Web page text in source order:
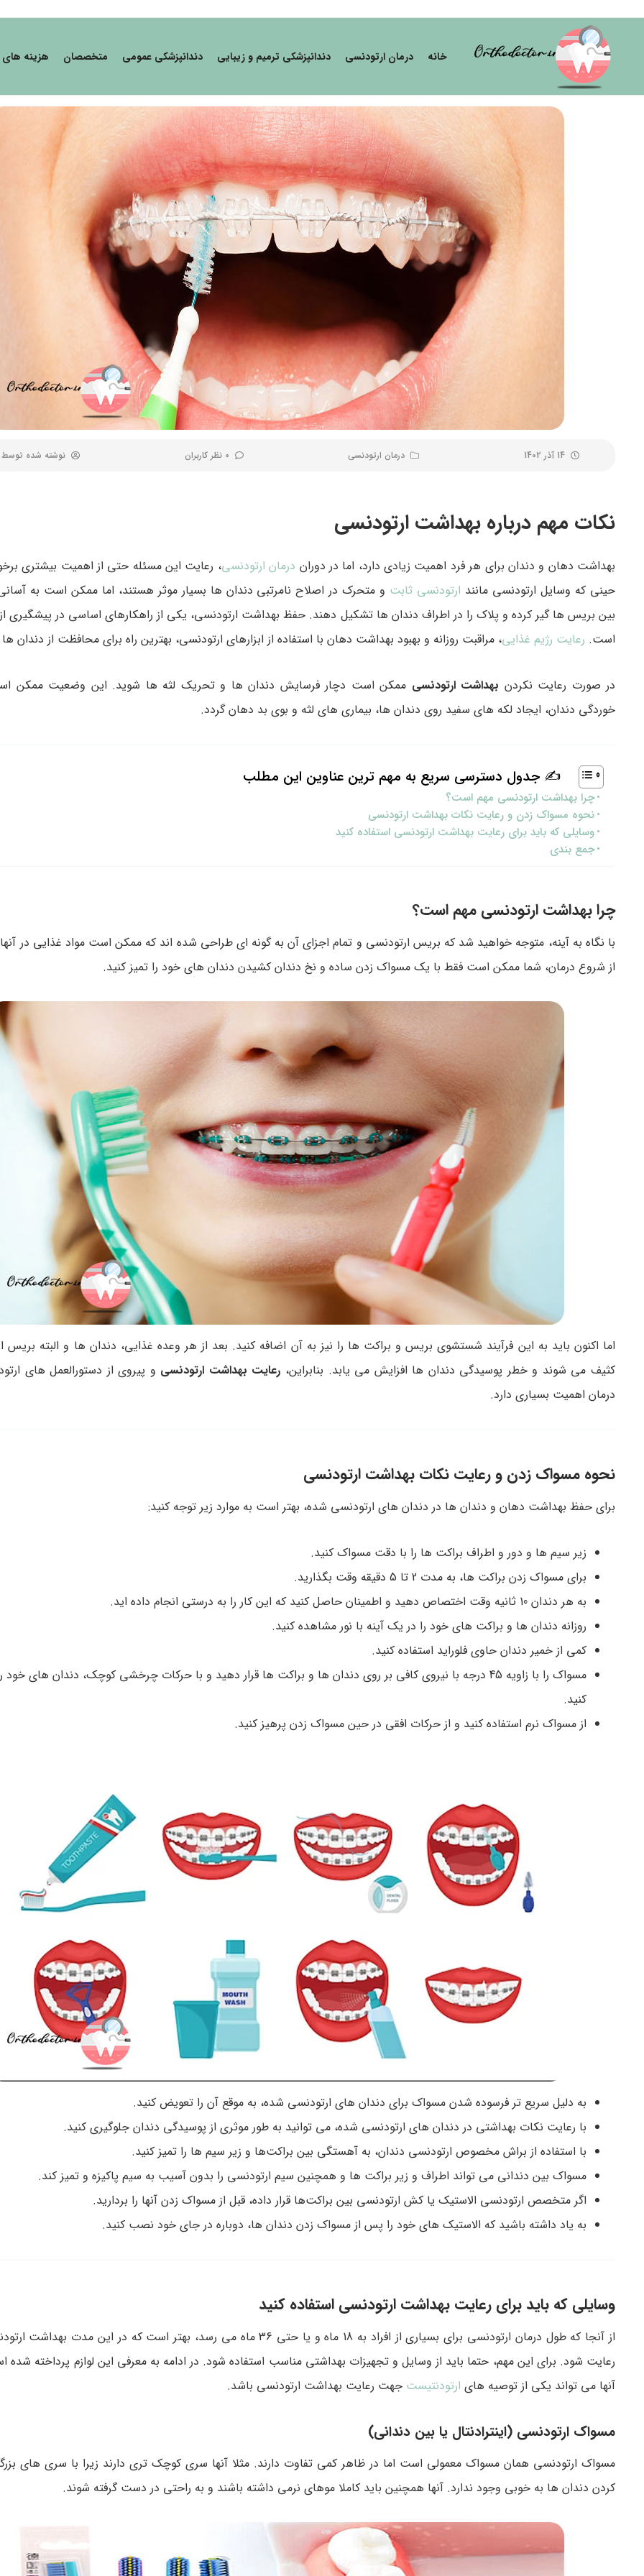
خانه درمان ارتودنسی دندانپزشکی ترمیم و زیبایی دندانپزشکی عمومی متخصصان هزینه های
14 آذر 1402 درمان ارتودنسی 0 نظر کاربران نوشته شده توسط
نکات مهم درباره بهداشت ارتودنسی
بهداشت دهان و دندان برای هر فرد اهمیت زیادی دارد، اما در دوران درمان ارتودنسی، رعایت این مسئله حتی از اهمیت بیشتری
حینی که وسایل ارتودنسی مانند ارتودنسی ثابت و متحرک در اصلاح نامرتبی دندان ‌ها بسیار موثر هستند، اما ممکن است به
بین بریس ها گیر کرده و پلاک را در اطراف دندان ‌ها تشکیل دهند. حفظ بهداشت ارتودنسی، یکی از راهکارهای اساسی در پیشگیری
است. رعایت رژیم غذایی، مراقبت روزانه و بهبود بهداشت دهان با استفاده از ابزارهای ارتودنسی، بهترین راه برای محافظت از دندان
در صورت رعایت نکردن بهداشت ارتودنسی ممکن است دچار فرسایش دندان ‌ها و تحریک لثه ‌ها شوید. این وضعیت ممکن
خوردگی دندان، ایجاد لکه‌ های سفید روی دندان‌ ها، بیماری ‌های لثه و بوی بد دهان گردد.
✍ جدول دسترسی سریع به مهم ترین عناوین این مطلب
چرا بهداشت ارتودنسی مهم است؟
نحوه مسواک زدن و رعایت نکات بهداشت ارتودنسی
وسایلی که باید برای رعایت بهداشت ارتودنسی استفاده کنید
جمع بندی
چرا بهداشت ارتودنسی مهم است؟
با نگاه به آینه، متوجه خواهید شد که بریس ارتودنسی و تمام اجزای آن به گونه ‌ای طراحی شده ‌اند که ممکن است مواد غذایی در آنها
از شروع درمان، شما ممکن است فقط با یک مسواک زدن ساده و نخ دندان کشیدن دندان ‌های خود را تمیز کنید.
اما اکنون باید به این فرآیند شستشوی بریس و براکت ها را نیز به آن اضافه کنید. بعد از هر وعده غذایی، دندان‌ ها و البته بریس
کثیف می ‌شوند و خطر پوسیدگی دندان ‌ها افزایش می ‌یابد. بنابراین، رعایت بهداشت ارتودنسی و پیروی از دستورالعمل‌ های
درمان اهمیت بسیاری دارد.
نحوه مسواک زدن و رعایت نکات بهداشت ارتودنسی
برای حفظ بهداشت دهان و دندان‌ ها در دندان ‌های ارتودنسی شده، بهتر است به موارد زیر توجه کنید:
زیر سیم ‌ها و دور و اطراف براکت ‌ها را با دقت مسواک کنید.
برای مسواک زدن براکت‌ ها، به مدت 2 تا 5 دقیقه وقت بگذارید.
به هر دندان 10 ثانیه وقت اختصاص دهید و اطمینان حاصل کنید که این کار را به درستی انجام داده ‌اید.
روزانه دندان‌ ها و براکت‌ های خود را در یک آینه با نور مشاهده کنید.
کمی از خمیر دندان حاوی فلوراید استفاده کنید.
مسواک را با زاویه 45 درجه با نیروی کافی بر روی دندان‌ ها و براکت‌ ها قرار دهید و با حرکات چرخشی کوچک، دندان ‌های
کنید.
از مسواک نرم استفاده کنید و از حرکات افقی در حین مسواک زدن پرهیز کنید.
به دلیل سریع‌ تر فرسوده شدن مسواک برای دندان ‌های ارتودنسی شده، به موقع آن را تعویض کنید.
با رعایت نکات بهداشتی در دندان‌ های ارتودنسی شده، می ‌توانید به طور موثری از پوسیدگی دندان جلوگیری کنید.
با استفاده از براش مخصوص ارتودنسی دندان، به آهستگی بین براکت‌ها و زیر سیم ‌ها را تمیز کنید.
مسواک بین دندانی می‌ تواند اطراف و زیر براکت ‌ها و همچنین سیم ارتودنسی را بدون آسیب به سیم پاکیزه و تمیز کند.
اگر متخصص ارتودنسی الاستیک یا کش ارتودنسی بین براکت‌ها قرار داده، قبل از مسواک زدن آنها را بردارید.
به یاد داشته باشید که الاستیک‌ های خود را پس از مسواک زدن دندان ها، دوباره در جای خود نصب کنید.
وسایلی که باید برای رعایت بهداشت ارتودنسی استفاده کنید
از آنجا که طول درمان ارتودنسی برای بسیاری از افراد به 18 ماه و یا حتی 36 ماه می رسد، بهتر است که در این
رعایت شود. برای این مهم، حتما باید از وسایل و تجهیزات بهداشتی مناسب استفاده شود. در ادامه به معرفی این لوازم پرداخته
آنها می ‌تواند یکی از توصیه ‌های ارتودنتیست جهت رعایت بهداشت ارتودنسی باشد.
مسواک ارتودنسی (اینترادنتال یا بین دندانی)
مسواک ارتودنسی همان مسواک ‌معمولی است اما در ظاهر کمی تفاوت دارند. مثلا آنها سری کوچک ‌تری دارند زیرا با سری ‌های
کردن دندان ‌ها به خوبی وجود ندارد. آنها همچنین باید کاملا موهای نرمی داشته باشند و به راحتی در دست گرفته شوند.